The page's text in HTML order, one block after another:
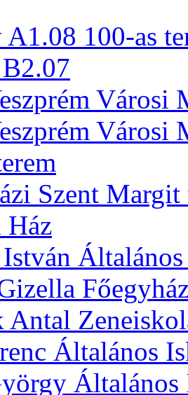
100-as
Városi
Városi
Szent
Antal
Általános
Általános